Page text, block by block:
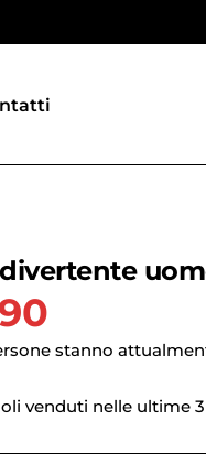
stanno
venduti nelle ultime